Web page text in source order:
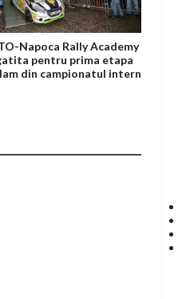
Napoca Rally Academy
pentru prima etapa
din campionatul intern